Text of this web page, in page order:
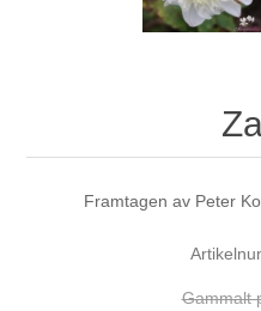
Framtagen av Peter
Gammalt